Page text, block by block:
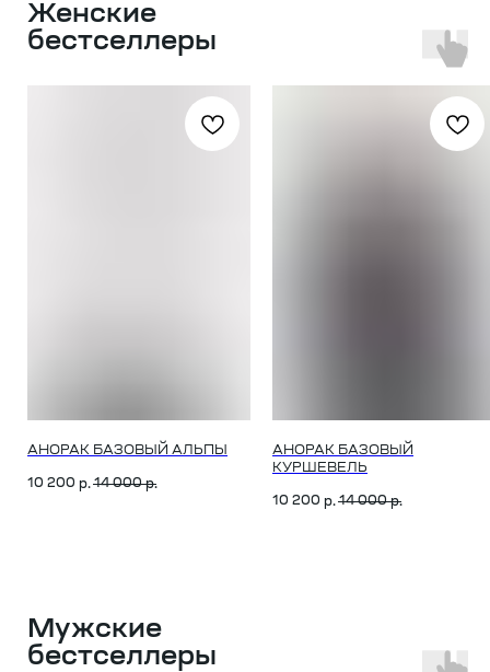
Женские
бестселлеры
АНОРАК БАЗОВЫЙ АЛЬПЫ
10 200 р. 14 000 р.
АНОРАК БАЗОВЫЙ
КУРШЕВЕЛЬ
10 200 р. 14 000 р.
Мужские
бестселлеры